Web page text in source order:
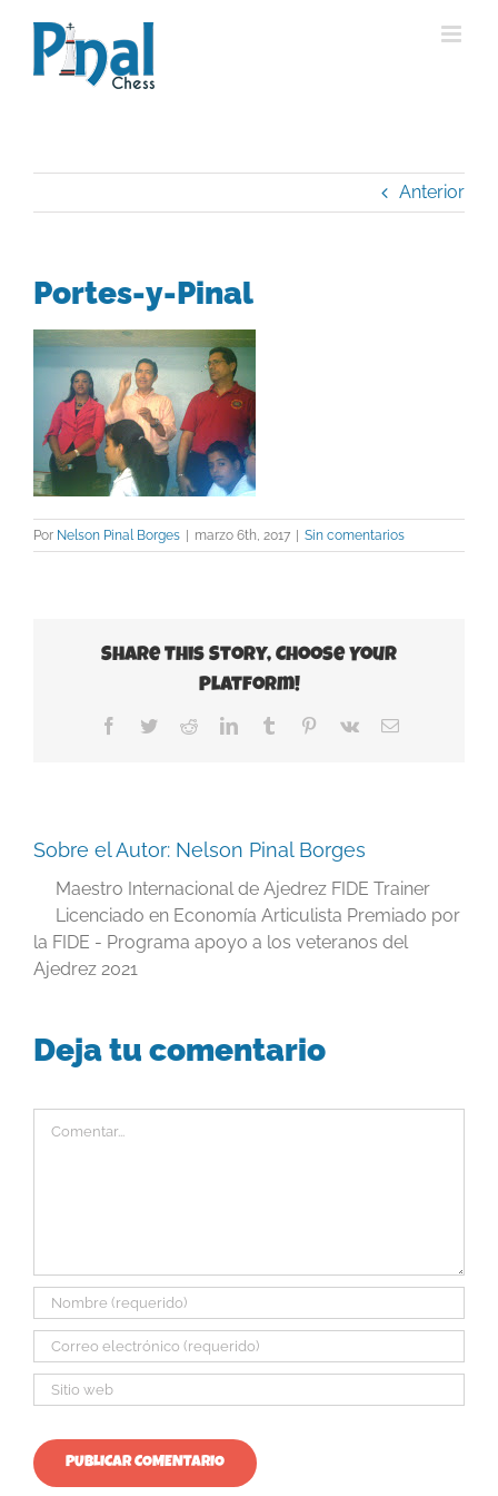
contenido
Anterior
Portes-y-Pinal
Por Nelson Pinal Borges | marzo 6th, 2017 | Sin comentarios
Share This Story, Choose Your
Platform!
Facebook
TwitterRedditLinkedInTumblr Pinterest
Vk
Correo
Sobre el Autor: Nelson Pinal Borges
Maestro Internacional de Ajedrez FIDE Trainer
Licenciado en Economía Articulista Premiado por
la FIDE - Programa apoyo a los veteranos del
Ajedrez 2021
Deja tu comentario